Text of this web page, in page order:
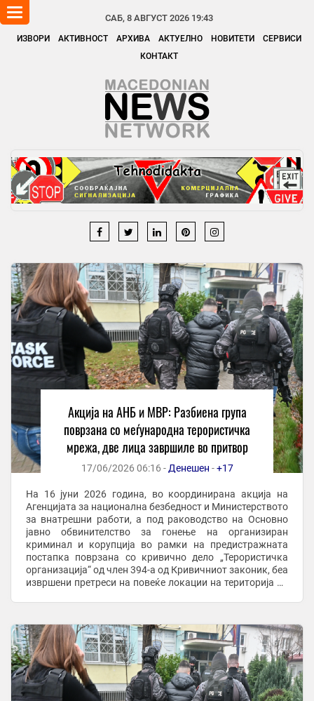
САБ, 8 АВГУСТ 2026 19:43
ИЗВОРИ АКТИВНОСТ АРХИВА АКТУЕЛНО НОВИТЕТИ
СЕРВИСИ
КОНТАКТ
Toggle
navigation
Акција на АНБ и МВР: Разбиена група
поврзана со меѓународна терористичка
мрежа, две лица завршиле во притвор
17/06/2026 06:16 - Денешен -+17
На 16 јуни 2026 година, во координирана акција на
Агенцијата за национална безбедност и Министерството
за внатрешни работи, а под раководство на Основно
јавно обвинителство за гонење на организиран
криминал и корупција во рамки на предистражната
постапка поврзана со кривично дело „Терористичка
организација“ од член 394-а од Кривичниот законик, беа
извршени претреси на повеќе локации на територија на